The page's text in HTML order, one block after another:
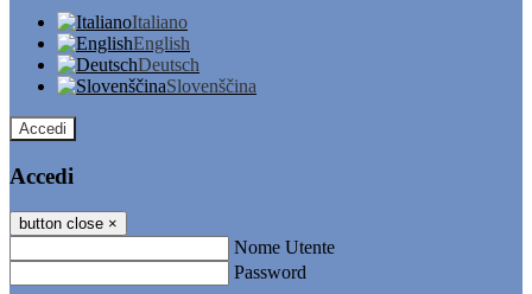
Italiano
English
Deutsch
Slovenščina
Accedi
Accedi
button close ×
Nome Utente
Password